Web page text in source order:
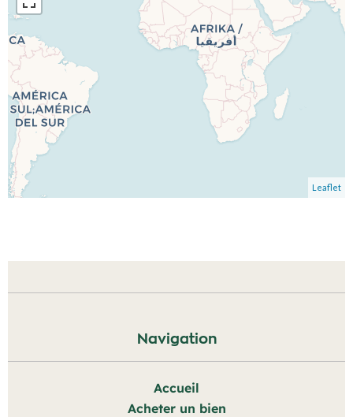
Leaflet
Navigation
Accueil
Acheter un bien